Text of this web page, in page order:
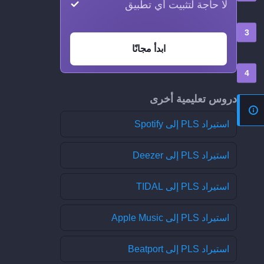
لا حاجة لتثبيت أي تطبيق
ابدأ مجانًا
دروس تعليمية أخرى
استيراد PLS إلى Spotify
استيراد PLS إلى Deezer
استيراد PLS إلى TIDAL
استيراد PLS إلى Apple Music
استيراد PLS إلى Beatport